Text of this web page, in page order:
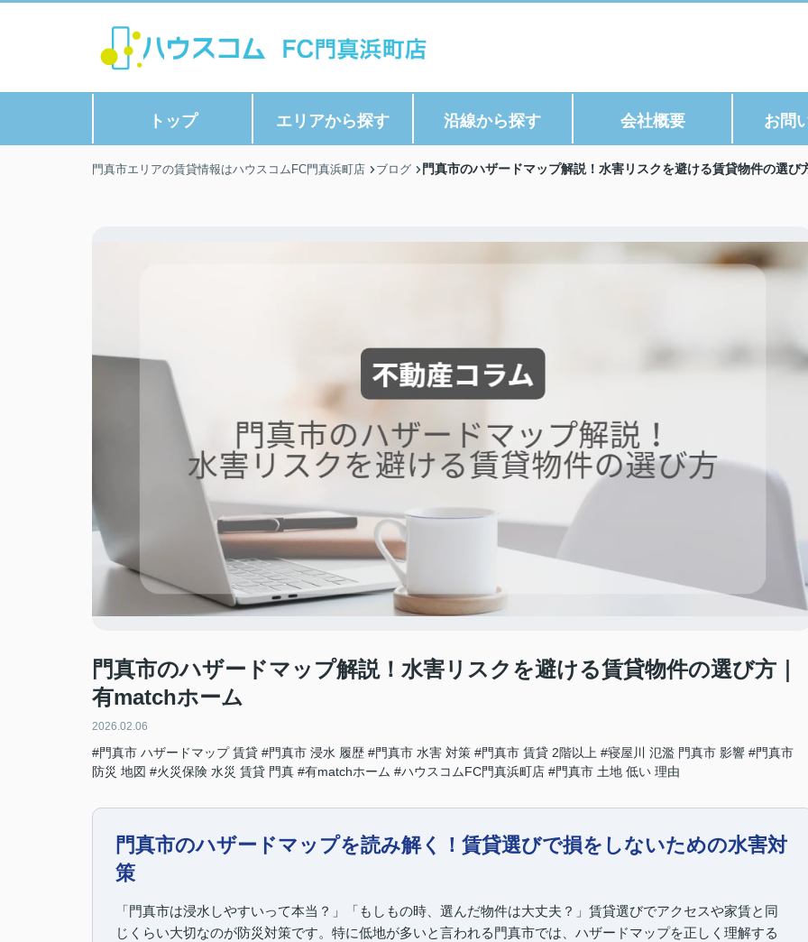
トップ エリアから探す 沿線から探す 会社概要 お問
門真市エリアの賃貸情報はハウスコムFC門真浜町店 ブログ 門真市のハザードマップ解説！水害リスクを避ける賃貸物件の選
門真市のハザードマップ解説！水害リスクを避ける賃貸物件の選び方｜
有matchホーム
2026.02.06
#門真市 ハザードマップ 賃貸 #門真市 浸水 履歴 #門真市 水害 対策 #門真市 賃貸 2階以上 #寝屋川 氾濫 門真市 影響 #門真市
防災 地図 #火災保険 水災 賃貸 門真 #有matchホーム #ハウスコムFC門真浜町店 #門真市 土地 低い 理由
門真市のハザードマップを読み解く！賃貸選びで損をしないための水害対
策
「門真市は浸水しやすいって本当？」「もしもの時、選んだ物件は大丈夫？」賃貸選びでアクセスや家賃と同
じくらい大切なのが防災対策です。特に低地が多いと言われる門真市では、ハザードマップを正しく理解する